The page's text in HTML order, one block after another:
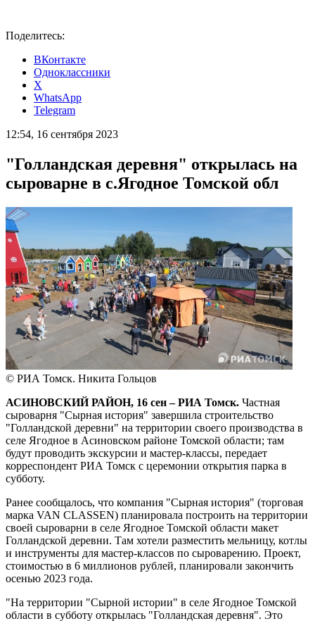
Поделитесь:
ВКонтакте
Одноклассники
X
WhatsApp
Telegram
12:54, 16 сентября 2023
"Голландская деревня" открылась на
сыроварне в с.Ягодное Томской обл
© РИА Томск. Никита Гольцов
АСИНОВСКИЙ РАЙОН, 16 сен – РИА Томск. Частная
сыроварня "Сырная история" завершила строительство
"Голландской деревни" на территории своего производства в
селе Ягодное в Асиновском районе Томской области; там
будут проводить экскурсии и мастер-классы, передает
корреспондент РИА Томск с церемонии открытия парка в
субботу.
Ранее сообщалось, что компания "Сырная история" (торговая
марка VAN CLASSEN) планировала построить на территории
своей сыроварни в селе Ягодное Томской области макет
Голландской деревни. Там хотели разместить мельницу, котлы
и инструменты для мастер-классов по сыроварению. Проект,
стоимостью в 6 миллионов рублей, планировали закончить
осенью 2023 года.
"На территории "Сырной истории" в селе Ягодное Томской
области в субботу открылась "Голландская деревня". Это